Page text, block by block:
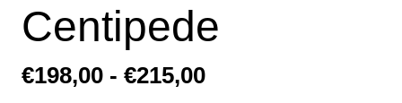
Centipede
€198,00 - €215,00Fascia